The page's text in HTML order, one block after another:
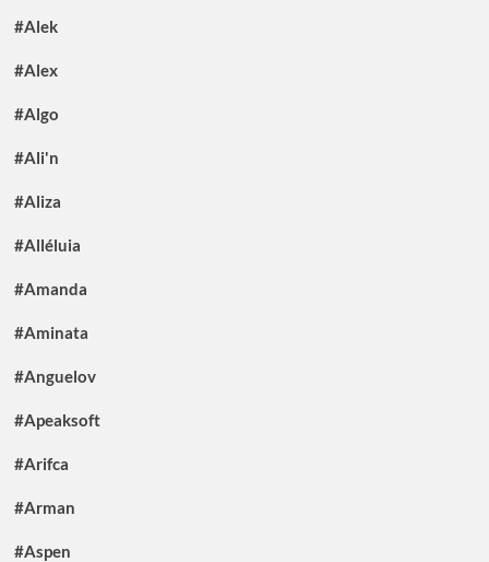
#Alek
#Alex
#Algo
#Ali'n
#Aliza
#Alléluia
#Amanda
#Aminata
#Anguelov
#Apeaksoft
#Arifca
#Arman
#Aspen